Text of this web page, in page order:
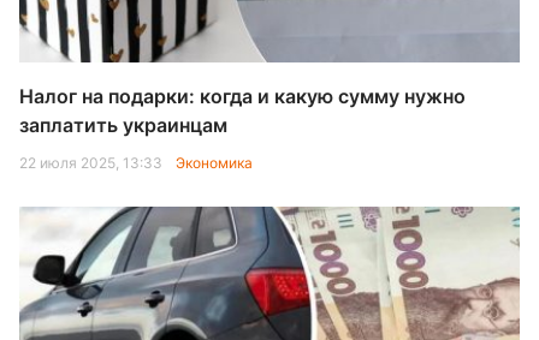
Налог на подарки: когда и какую сумму нужно
заплатить украинцам
22 июля 2025, 13:33 Экономика